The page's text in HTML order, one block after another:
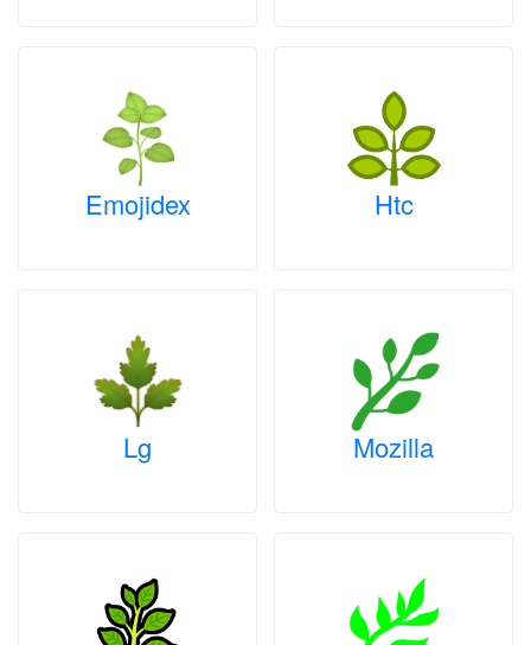
Emojidex Htc
Lg Mozilla